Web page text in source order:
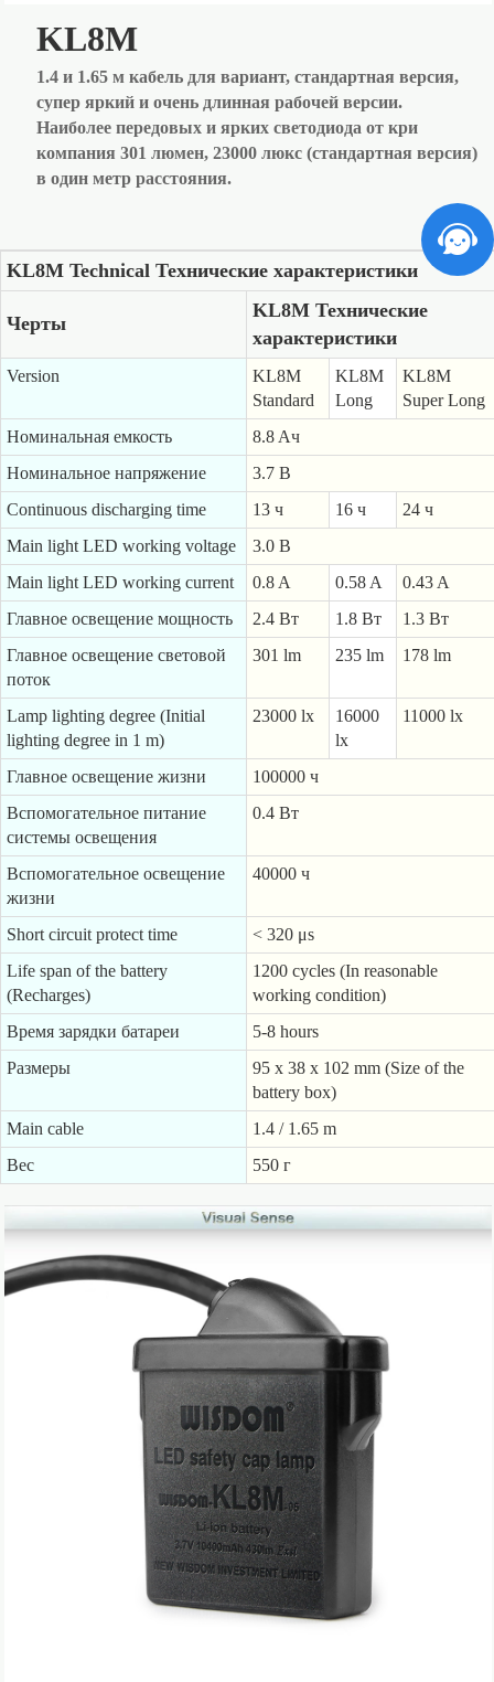
KL8M
1.4 и 1.65 м кабель для вариант, стандартная версия,
супер яркий и очень длинная рабочей версии.
Наиболее передовых и ярких светодиода от кри
компания 301 люмен, 23000 люкс (стандартная версия)
в один метр расстояния.
KL8M Technical Технические характеристики
Черты
KL8M Технические
характеристики
Version
KL8M
Standard
KL8M
Long
KL8M
Super Long
Номинальная емкость
8.8 Aч
Номинальное напряжение
3.7 В
Continuous discharging time
13 ч 16 ч
24 ч
Main light LED working voltage
3.0 В
Main light LED working current
0.8 A 0.58 A
0.43 A
Главное освещение мощность
2.4 Вт 1.8 Вт
1.3 Вт
Главное освещение световой
поток
301 lm 235 lm 178 lm
Lamp lighting degree (Initial
lighting degree in 1 m)
23000 lx
16000
lx
11000 lx
Главное освещение жизни
100000 ч
Вспомогательное питание
системы освещения
0.4 Вт
Вспомогательное освещение
жизни
40000 ч
Short circuit protect time
< 320 μs
Life span of the battery
(Recharges)
1200 cycles (In reasonable
working condition)
Время зарядки батареи
5-8 hours
Размеры
95 x 38 x 102 mm (Size of the
battery box)
Main cable
1.4 / 1.65 m
Вес
550 г